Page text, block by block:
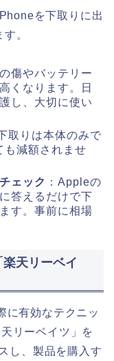
を下取りに出
。
傷やバッテリー
くなります。日
し、大切に使い
取りは本体のみで
も減額されませ
ェック ：Appleの
答えるだけで下
す。事前に相場
天リーベイ
に有効なテクニッ
リーベイツ」を
し、製品を購入す